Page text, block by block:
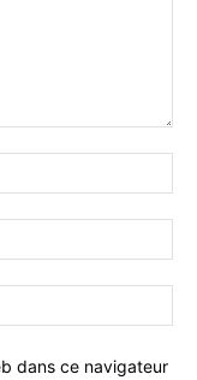
dans ce navigateur